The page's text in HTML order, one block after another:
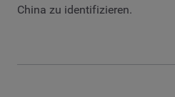
China zu identifizieren.